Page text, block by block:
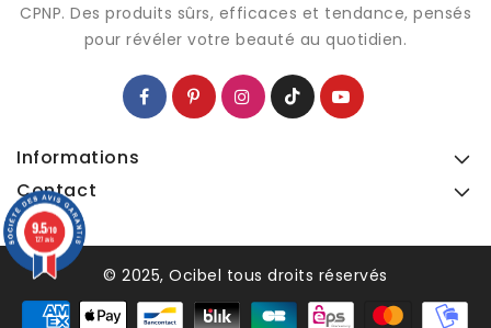
CPNP. Des produits sûrs, efficaces et tendance, pensés
pour révéler votre beauté au quotidien.
Informations
Contact
© 2025, Ocibel tous droits réservés
9.5/10
127 avis
9.5/10
127 avis